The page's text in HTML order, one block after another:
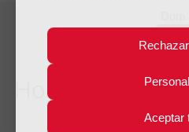
Aceptar
17
Ene
Homilía
Tiempo